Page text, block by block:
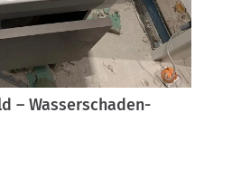
– Wasserschaden-